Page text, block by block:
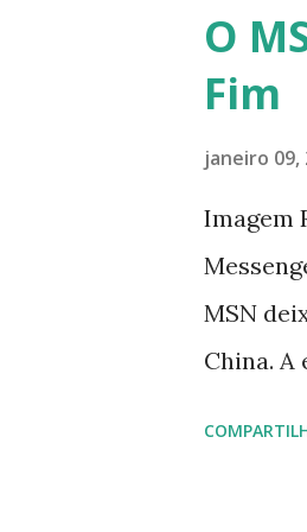
O
Fim
janeiro 09,
Imagem
MSN
China. A